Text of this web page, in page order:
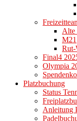
Alte
M21
Rut-
Final4
Olympia
Platzbuchung
Status
Anleitung